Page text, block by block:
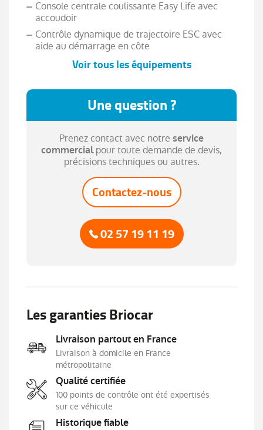
Console centrale coulissante Easy Life avec
accoudoir
Contrôle dynamique de trajectoire ESC avec
aide au démarrage en côte
Voir tous les équipements
Feux de jour à guide de lumière LED et effet 3D
Jantes 20'' avec enjoliveurs bi-ton
Kit de gonflage et de réparation
Lève-vitres électrique AR impulsionnels
Lève-vitres électriques AV impulsionnels
Pare-brise accoustique et teinté
Prise 12V AV/AR
Projecteurs antibrouillard LED
Régulateur limiteur de vitesse
Rétroviseur intérieur électrochrome
Rétroviseurs extérieurs rabattables
électriquement
Sellerie tissu carbone foncé embossé
Sièges avant sans coque AR
Système de fixations ISOFIX sur le siège
passager AV et aux 2 places latérales du rang 2
Vitres AR surteintées
Une question ?
Prenez contact avec notre service
commercialpour toute demande de devis,
précisions techniques ou autres.
Contactez-nous
02 57 19 11 19
Les garanties Briocar
Livraison partout en France
Livraison à domicile en France
métropolitaine
Qualité certifiée
100 points de contrôle ont été expertisés
sur ce véhicule
Historique fiable